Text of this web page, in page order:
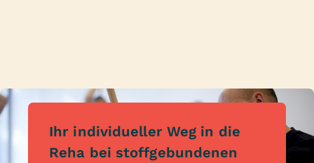
Ihr individueller Weg in die
Reha bei stoffgebundenen